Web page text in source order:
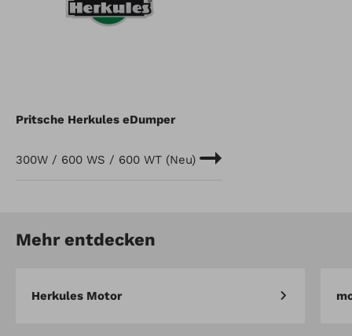
Pritsche Herkules eDumper
300W / 600 WS / 600 WT (Neu)
Mehr entdecken
Herkules Motor